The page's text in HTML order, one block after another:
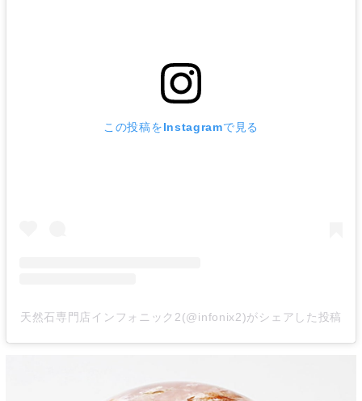
この投稿をInstagramで見る
天然石専門店インフォニック2(@infonix2)がシェアした投稿